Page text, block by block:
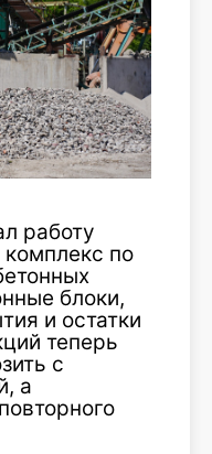
работу
по
блоки,
и остатки
теперь
с
а